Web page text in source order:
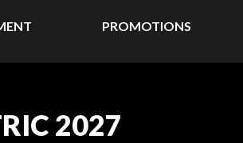
PROMOTIONS
2027